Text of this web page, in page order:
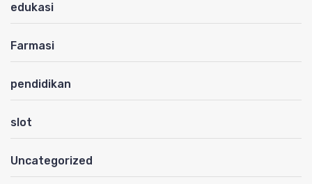
edukasi
Farmasi
pendidikan
slot
Uncategorized